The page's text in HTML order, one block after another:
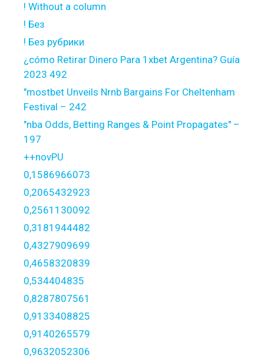
! Without a column
! Без
! Без рубрики
¿cómo Retirar Dinero Para 1xbet Argentina? Guía
2023 492
"mostbet Unveils Nrnb Bargains For Cheltenham
Festival – 242
"nba Odds, Betting Ranges & Point Propagates" –
197
++novPU
0,1586966073
0,2065432923
0,2561130092
0,3181944482
0,4327909699
0,4658320839
0,534404835
0,8287807561
0,9133408825
0,9140265579
0,9632052306